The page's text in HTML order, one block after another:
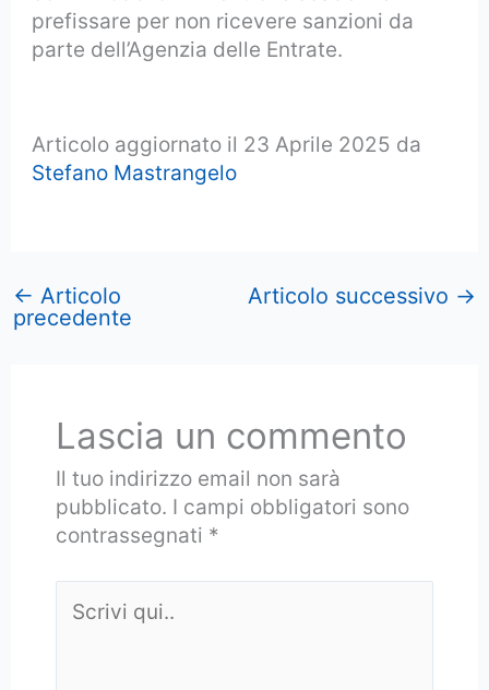
prefissare per non ricevere sanzioni da
parte dell’Agenzia delle Entrate.
Articolo aggiornato il 23 Aprile 2025 da
Stefano Mastrangelo
← Articolo
precedente
Articolo successivo →
Lascia un commento
Il tuo indirizzo email non sarà
pubblicato. I campi obbligatori sono
contrassegnati *
qui..